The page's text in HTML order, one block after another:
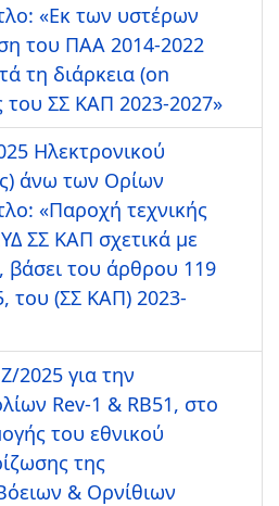
«Εκ των υστέρων
του ΠΑΑ 2014-2022
τη διάρκεια (on
ΣΣ ΚΑΠ 2023-2027»
Ηλεκτρονικού
άνω των Ορίων
«Παροχή τεχνικής
ΣΣ ΚΑΠ σχετικά με
βάσει του άρθρου 119
του (ΣΣ ΚΑΠ) 2023-
2025 για την
Rev-1 & RB51, στο
του εθνικού
της
& Ορνίθιων